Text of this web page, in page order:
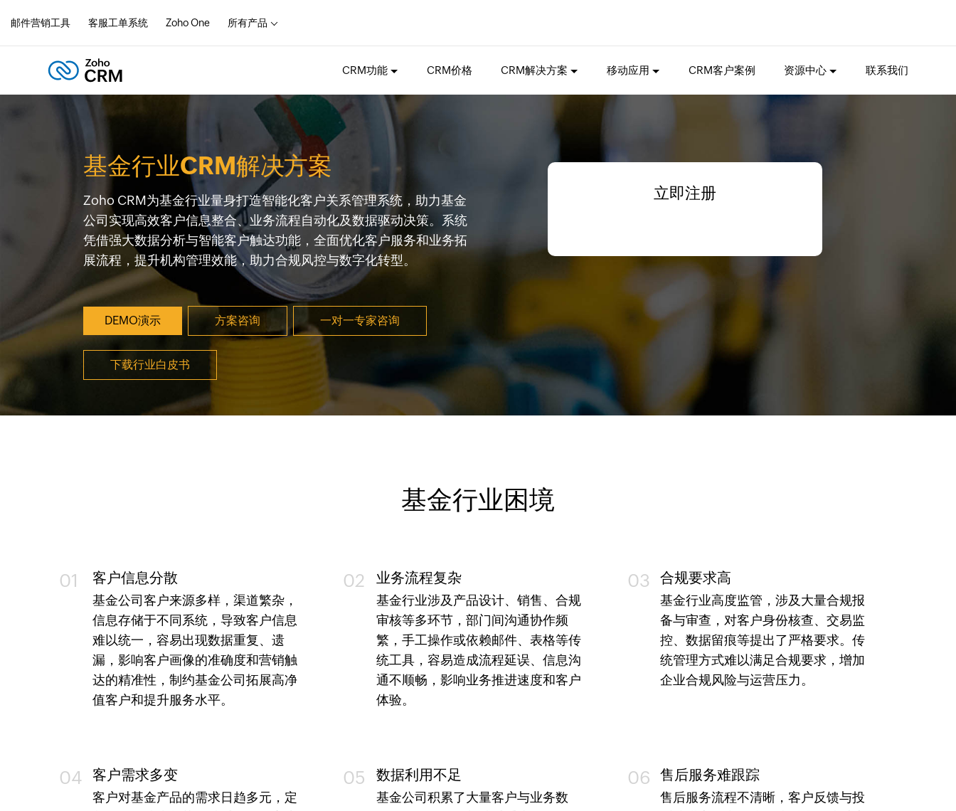
邮件营销工具 客服工单系统 Zoho One 所有产品
CRM功能 CRM价格 CRM解决方案 移动应用 CRM客户案例 资源中心 联系我们
基金行业CRM解决方案
Zoho CRM为基金行业量身打造智能化客户关系管理系统，助力基金
公司实现高效客户信息整合、业务流程自动化及数据驱动决策。系统
凭借强大数据分析与智能客户触达功能，全面优化客户服务和业务拓
展流程，提升机构管理效能，助力合规风控与数字化转型。
DEMO演示 方案咨询 一对一专家咨询
下载行业白皮书
立即注册
基金行业困境
01 客户信息分散
基金公司客户来源多样，渠道繁杂，
信息存储于不同系统，导致客户信息
难以统一，容易出现数据重复、遗
漏，影响客户画像的准确度和营销触
达的精准性，制约基金公司拓展高净
值客户和提升服务水平。
02 业务流程复杂
基金行业涉及产品设计、销售、合规
审核等多环节，部门间沟通协作频
繁，手工操作或依赖邮件、表格等传
统工具，容易造成流程延误、信息沟
通不顺畅，影响业务推进速度和客户
体验。
03 合规要求高
基金行业高度监管，涉及大量合规报
备与审查，对客户身份核查、交易监
控、数据留痕等提出了严格要求。传
统管理方式难以满足合规要求，增加
企业合规风险与运营压力。
04 客户需求多变
客户对基金产品的需求日趋多元，定
05 数据利用不足
基金公司积累了大量客户与业务数
06 售后服务难跟踪
售后服务流程不清晰，客户反馈与投